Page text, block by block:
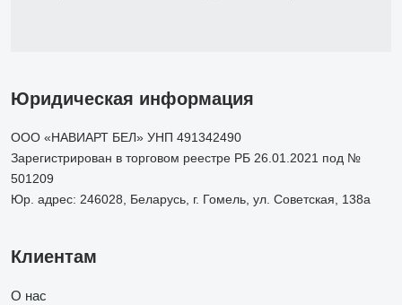
Юридическая информация
ООО «НАВИАРТ БЕЛ» УНП 491342490
Зарегистрирован в торговом реестре РБ 26.01.2021 под №
501209
Юр. адрес: 246028, Беларусь, г. Гомель, ул. Советская, 138а
Клиентам
О нас